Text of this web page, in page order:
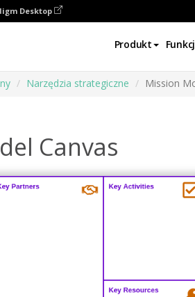
Desktop
Produkt
Narzędzia strategiczne Mission
Canvas